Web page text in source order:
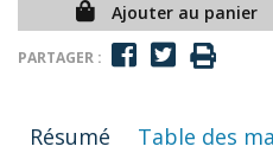
Ajouter au panier
PARTAGER :
Résumé Table des